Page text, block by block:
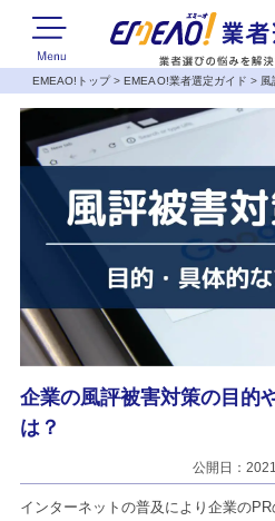
EMEAO!トップ>EMEAO!業者選定ガイド > 風
企業の風評被害対策の目的
は？
公開日：
インターネットの普及により企業の